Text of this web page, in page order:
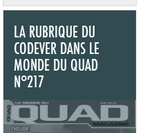
LA RUBRIQUE DU
CODEVER DANS LE
MONDE DU QUAD
N°217